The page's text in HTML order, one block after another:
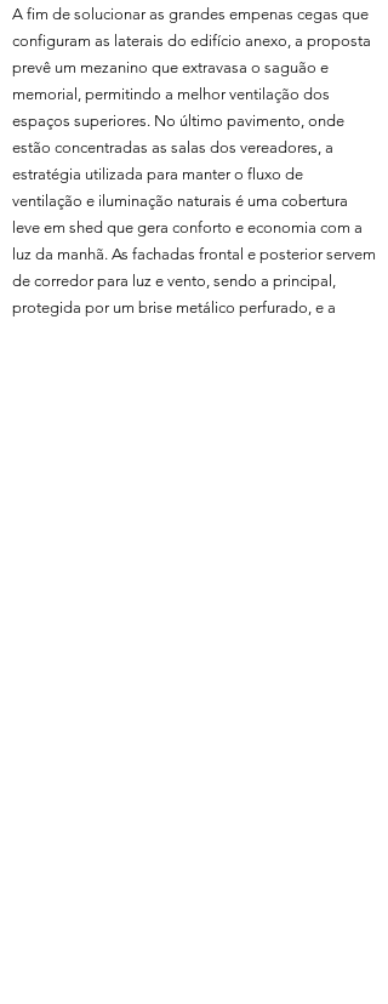
A fim de solucionar as grandes empenas cegas que
configuram as laterais do edifício anexo, a proposta
prevê um mezanino que extravasa o saguão e
memorial, permitindo a melhor ventilação dos
espaços superiores. No último pavimento, onde
estão concentradas as salas dos vereadores, a
estratégia utilizada para manter o fluxo de
ventilação e iluminação naturais é uma cobertura
leve em shed que gera conforto e economia com a
luz da manhã. As fachadas frontal e posterior servem
de corredor para luz e vento, sendo a principal,
protegida por um brise metálico perfurado, e a